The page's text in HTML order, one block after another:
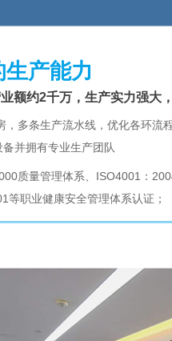
产能力
额约2千万，生产实力强大
，多条生产流水线，优化各环流
并拥有专业生产团队
质量管理体系、ISO4001：
等职业健康安全管理体系认证；